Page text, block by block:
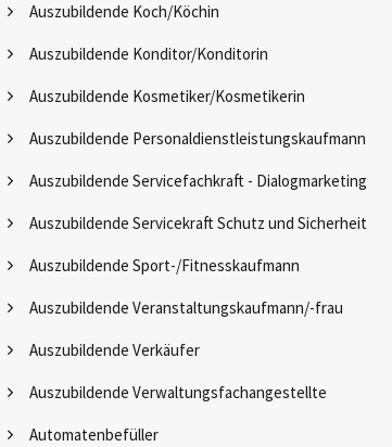
Auszubildende Koch/Köchin
Auszubildende Konditor/Konditorin
Auszubildende Kosmetiker/Kosmetikerin
Auszubildende Personaldienstleistungskaufmann
Auszubildende Servicefachkraft - Dialogmarketing
Auszubildende Servicekraft Schutz und Sicherheit
Auszubildende Sport-/Fitnesskaufmann
Auszubildende Veranstaltungskaufmann/-frau
Auszubildende Verkäufer
Auszubildende Verwaltungsfachangestellte
Automatenbefüller